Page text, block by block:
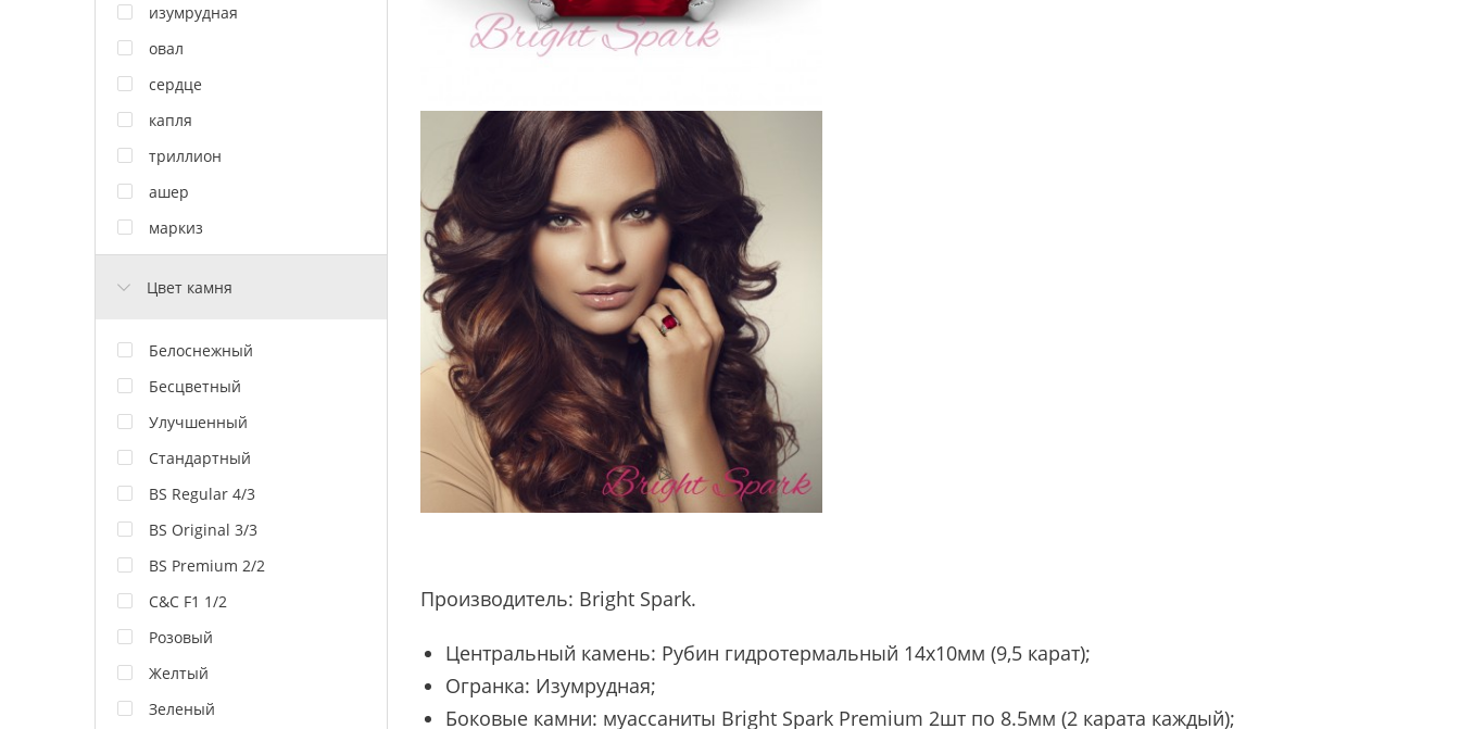
изумрудная
овал
сердце
капля
триллион
ашер
маркиз
Цвет камня
Белоснежный
Бесцветный
Улучшенный
Стандартный
BS Regular 4/3
BS Original 3/3
BS Premium 2/2
C&C F1 1/2
Розовый
Желтый
Зеленый
Производитель: Bright Spark.
Центральный камень: Рубин гидротермальный 14х10мм (9,5 карат);
Огранка: Изумрудная;
Боковые камни: муассаниты Bright Spark Premium 2шт по 8.5мм (2 карата каждый);